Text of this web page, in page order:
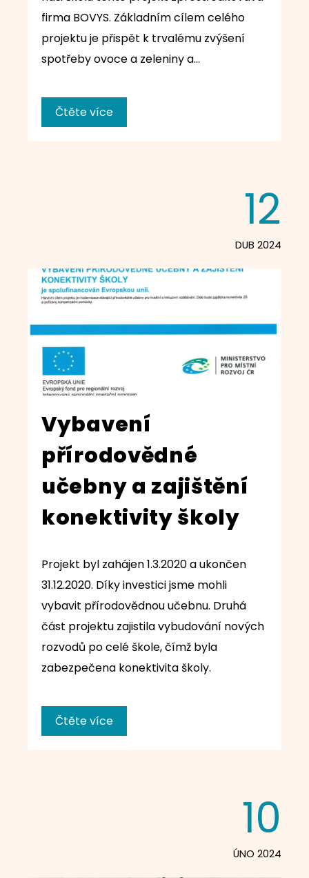
firma BOVYS. Základním cílem celého
projektu je přispět k trvalému zvýšení
spotřeby ovoce a zeleniny a…
Čtěte více
12
DUB 2024
Vybavení
přírodovědné
učebny a zajištění
konektivity školy
Projekt byl zahájen 1.3.2020 a ukončen
31.12.2020. Díky investici jsme mohli
vybavit přírodovědnou učebnu. Druhá
část projektu zajistila vybudování nových
rozvodů po celé škole, čímž byla
zabezpečena konektivita školy.
Čtěte více
10
ÚNO 2024